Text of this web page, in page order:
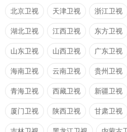
北京卫视 天津卫视 浙江卫视
湖北卫视 江西卫视 东方卫视
山东卫视 山西卫视 广东卫视
海南卫视 云南卫视 贵州卫视
青海卫视 西藏卫视 新疆卫视
厦门卫视 陕西卫视 甘肃卫视